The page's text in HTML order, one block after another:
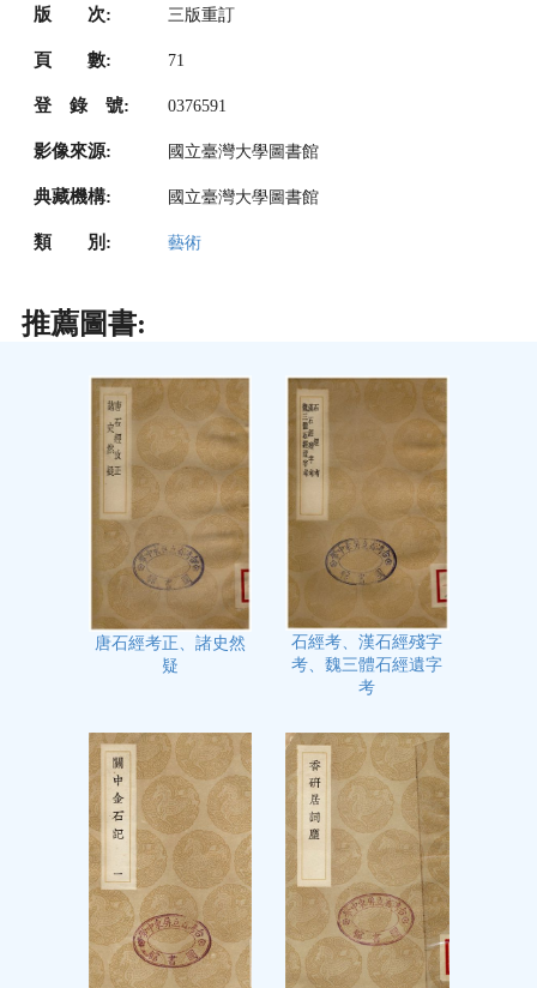
版 次: 三版重訂
頁 數: 71
登 錄 號: 0376591
影像來源: 國立臺灣大學圖書館
典藏機構: 國立臺灣大學圖書館
類 別: 藝術
推薦圖書:
唐石經考正、諸史然
疑
石經考、漢石經殘字
考、魏三體石經遺字
考